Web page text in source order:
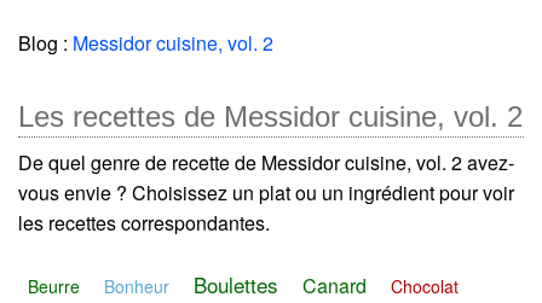
Blog : Messidor cuisine, vol. 2
Les recettes de Messidor cuisine, vol. 2
De quel genre de recette de Messidor cuisine, vol. 2 avez-
vous envie ? Choisissez un plat ou un ingrédient pour voir
les recettes correspondantes.
Beurre Bonheur Boulettes Canard
Chocolat